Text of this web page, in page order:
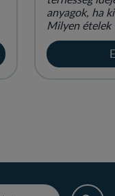
anyagok, ha
Milyen ételek